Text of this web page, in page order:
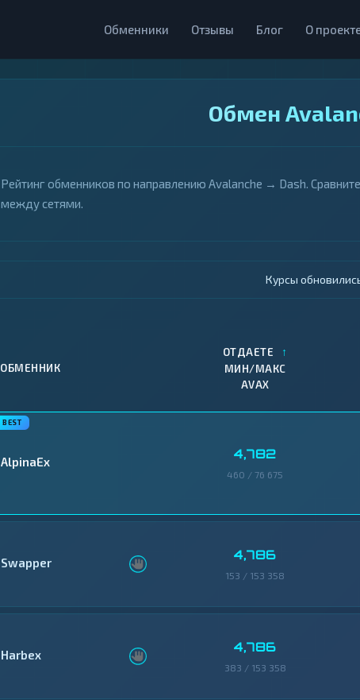
Обменники Отзывы Блог О
Обмен
Рейтинг обменников по направлению Avalanche → Dash.
между сетями.
Курсы
ОБМЕННИК
ОТДАЕТЕ ↑
МИН/МАКС
AVAX
AlpinaEx 4,782
460 / 76 675
Swapper 4,786
153 / 153 358
Harbex 4,786
383 / 153 358